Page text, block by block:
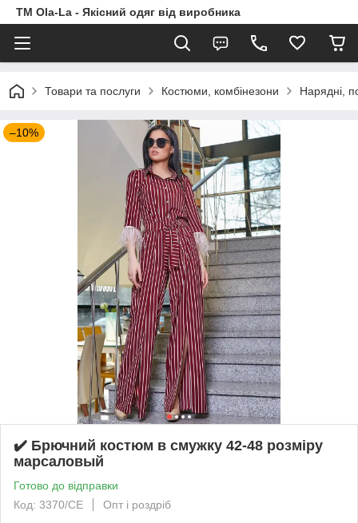
TM Ola-La - Якісний одяг від виробника
Товари та послуги Костюми, комбінезони Нарядні,
–10%
✔️ Брючний костюм в смужку 42-48 розміру
марсаловый
Готово до відправки
Код: 3370/СЕ
Опт і роздріб